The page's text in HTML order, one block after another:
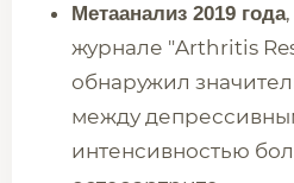
Метаанализ 2019 года
журнале "Arthritis
обнаружил
между
интенсивностью